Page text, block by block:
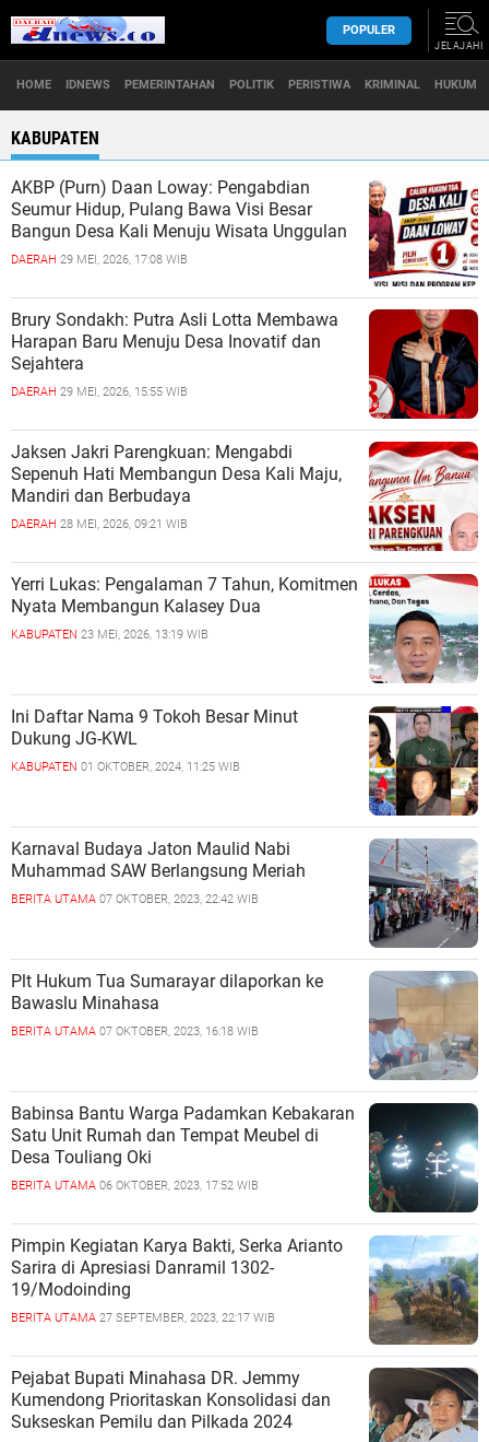
POPULER
JELAJAHI
HOME IDNEWS PEMERINTAHAN POLITIK PERISTIWA KRIMINAL HUKUM
KABUPATEN
AKBP (Purn) Daan Loway: Pengabdian
Seumur Hidup, Pulang Bawa Visi Besar
Bangun Desa Kali Menuju Wisata Unggulan
DAERAH 29 MEI, 2026, 17:08 WIB
Brury Sondakh: Putra Asli Lotta Membawa
Harapan Baru Menuju Desa Inovatif dan
Sejahtera
DAERAH 29 MEI, 2026, 15:55 WIB
Jaksen Jakri Parengkuan: Mengabdi
Sepenuh Hati Membangun Desa Kali Maju,
Mandiri dan Berbudaya
DAERAH 28 MEI, 2026, 09:21 WIB
Yerri Lukas: Pengalaman 7 Tahun, Komitmen
Nyata Membangun Kalasey Dua
KABUPATEN 23 MEI, 2026, 13:19 WIB
Ini Daftar Nama 9 Tokoh Besar Minut
Dukung JG-KWL
KABUPATEN 01 OKTOBER, 2024, 11:25 WIB
Karnaval Budaya Jaton Maulid Nabi
Muhammad SAW Berlangsung Meriah
BERITA UTAMA 07 OKTOBER, 2023, 22:42 WIB
Plt Hukum Tua Sumarayar dilaporkan ke
Bawaslu Minahasa
BERITA UTAMA 07 OKTOBER, 2023, 16:18 WIB
Babinsa Bantu Warga Padamkan Kebakaran
Satu Unit Rumah dan Tempat Meubel di
Desa Touliang Oki
BERITA UTAMA 06 OKTOBER, 2023, 17:52 WIB
Pimpin Kegiatan Karya Bakti, Serka Arianto
Sarira di Apresiasi Danramil 1302-
19/Modoinding
BERITA UTAMA 27 SEPTEMBER, 2023, 22:17 WIB
Pejabat Bupati Minahasa DR. Jemmy
Kumendong Prioritaskan Konsolidasi dan
Sukseskan Pemilu dan Pilkada 2024